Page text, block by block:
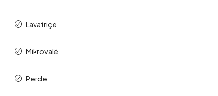
Lavatriçe
Mikrovalë
Perde